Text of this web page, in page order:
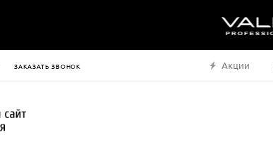
ЗАКАЗАТЬ ЗВОНОК Акции